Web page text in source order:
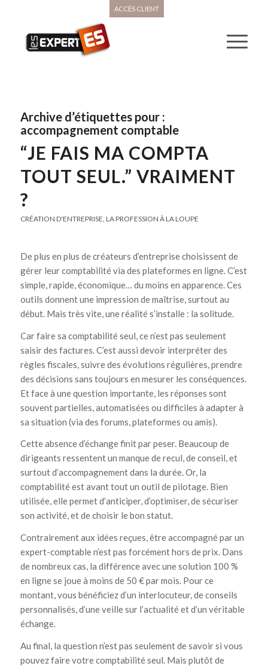
ACCÈS CLIENT
Archive d’étiquettes pour :
accompagnement comptable
“JE FAIS MA COMPTA
TOUT SEUL.” VRAIMENT
?
CRÉATION D'ENTREPRISE, LA PROFESSION À LA LOUPE
De plus en plus de créateurs d’entreprise choisissent de
gérer leur comptabilité via des plateformes en ligne. C’est
simple, rapide, économique… du moins en apparence. Ces
outils donnent une impression de maîtrise, surtout au
début. Mais très vite, une réalité s’installe : la solitude.
Car faire sa comptabilité seul, ce n’est pas seulement
saisir des factures. C’est aussi devoir interpréter des
règles fiscales, suivre des évolutions régulières, prendre
des décisions sans toujours en mesurer les conséquences.
Et face à une question importante, les réponses sont
souvent partielles, automatisées ou difficiles à adapter à
sa situation (via des forums, plateformes ou amis).
Cette absence d’échange finit par peser. Beaucoup de
dirigeants ressentent un manque de recul, de conseil, et
surtout d’accompagnement dans la durée. Or, la
comptabilité est avant tout un outil de pilotage. Bien
utilisée, elle permet d’anticiper, d’optimiser, de sécuriser
son activité, et de choisir le bon statut.
Contrairement aux idées reçues, être accompagné par un
expert-comptable n’est pas forcément hors de prix. Dans
de nombreux cas, la différence avec une solution 100 %
en ligne se joue à moins de 50 € par mois. Pour ce
montant, vous bénéficiez d’un interlocuteur, de conseils
personnalisés, d’une veille sur l’actualité et d’un véritable
échange.
Au final, la question n’est pas seulement de savoir si vous
pouvez faire votre comptabilité seul. Mais plutôt de